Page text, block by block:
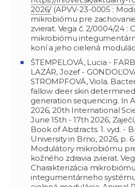
2026/(APVV-23-0005 :
mikrobiómu pre
zvierat. Vega č. 2/0004/24 :
mikrobiómu
koní a jeho cielená
ŠTEMPELOVÁ, Lucia -
LAZÁR, Jozef -
STROMPFOVÁ, Viola.
fallow deer skin
generation sequencing. In
2026, 20th International
June 15th - 17th 2026,
Book of Abstracts. 1. vyd. -
University in Brno, 2026, p.
Modulátory mikrobiómu
kožného zdravia zvierat.
Charakterizácia mikrobiómu
integumentárneho